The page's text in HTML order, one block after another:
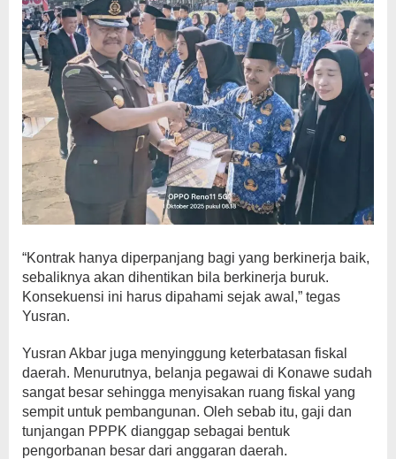
“Kontrak hanya diperpanjang bagi yang berkinerja baik,
sebaliknya akan dihentikan bila berkinerja buruk.
Konsekuensi ini harus dipahami sejak awal,” tegas
Yusran.
Yusran Akbar juga menyinggung keterbatasan fiskal
daerah. Menurutnya, belanja pegawai di Konawe sudah
sangat besar sehingga menyisakan ruang fiskal yang
sempit untuk pembangunan. Oleh sebab itu, gaji dan
tunjangan PPPK dianggap sebagai bentuk
pengorbanan besar dari anggaran daerah.